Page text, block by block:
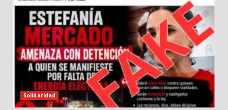
Solidaridad